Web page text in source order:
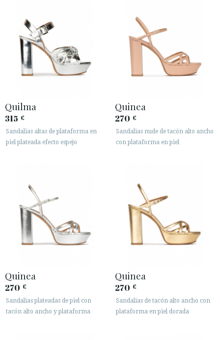
Quilma
315 €
Sandalias altas de plataforma en
piel plateada efecto espejo
Quinea
270 €
Sandalias nude de tacón alto ancho
con plataforma en piel
Quinea
270 €
Sandalias plateadas de piel con
tacón alto ancho y plataforma
Quinea
270 €
Sandalias de tacón alto ancho con
plataforma en piel dorada